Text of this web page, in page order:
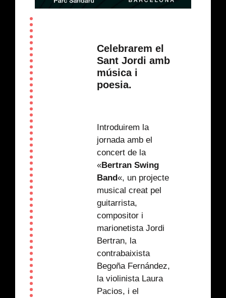
Celebrarem el
Sant Jordi amb
música i
poesia.
Introduirem la
jornada amb el
concert de la
«Bertran Swing
Band«, un projecte
musical creat pel
guitarrista,
compositor i
marionetista Jordi
Bertran, la
contrabaixista
Begoña Fernández,
la violinista Laura
Pacios, i el